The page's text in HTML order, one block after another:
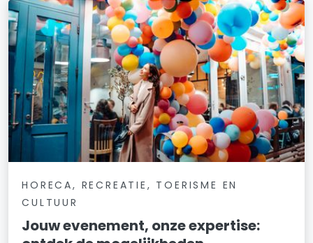
HORECA, RECREATIE, TOERISME EN
CULTUUR
Jouw evenement, onze expertise: